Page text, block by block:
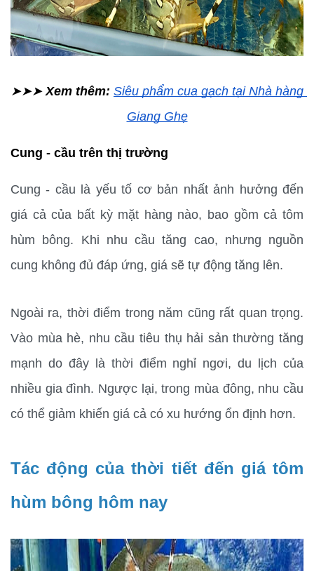
➤➤➤ Xem thêm: Siêu phẩm cua gạch tại Nhà hàng
Giang Ghẹ
Cung - cầu trên thị trường
Cung - cầu là yếu tố cơ bản nhất ảnh hưởng đến
giá cả của bất kỳ mặt hàng nào, bao gồm cả tôm
hùm bông. Khi nhu cầu tăng cao, nhưng nguồn
cung không đủ đáp ứng, giá sẽ tự động tăng lên.
Ngoài ra, thời điểm trong năm cũng rất quan trọng.
Vào mùa hè, nhu cầu tiêu thụ hải sản thường tăng
mạnh do đây là thời điểm nghỉ ngơi, du lịch của
nhiều gia đình. Ngược lại, trong mùa đông, nhu cầu
có thể giảm khiến giá cả có xu hướng ổn định hơn.
Tác động của thời tiết đến giá tôm
hùm bông hôm nay